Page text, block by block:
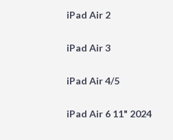
iPad Air 2
iPad Air 3
iPad Air 4/5
iPad Air 6 11" 2024